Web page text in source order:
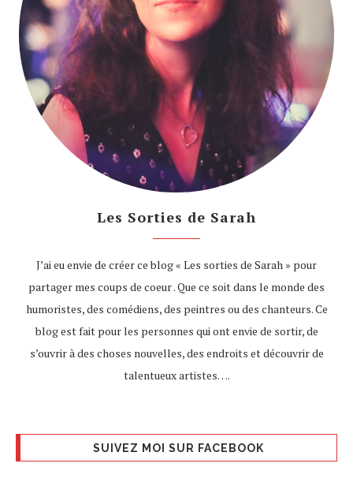
Les Sorties de Sarah
J’ai eu envie de créer ce blog « Les sorties de Sarah » pour
partager mes coups de coeur . Que ce soit dans le monde des
humoristes, des comédiens, des peintres ou des chanteurs. Ce
blog est fait pour les personnes qui ont envie de sortir, de
s’ouvrir à des choses nouvelles, des endroits et découvrir de
talentueux artistes….
SUIVEZ MOI SUR FACEBOOK